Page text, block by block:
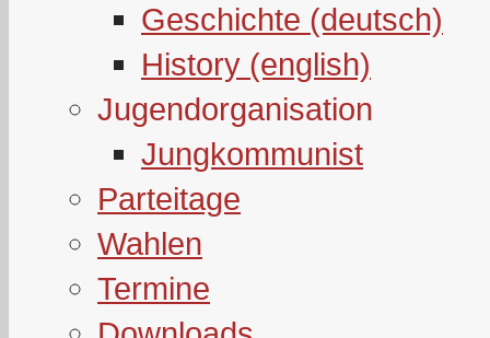
Geschichte (deutsch)
History (english)
Jugendorganisation
Jungkommunist
Parteitage
Wahlen
Termine